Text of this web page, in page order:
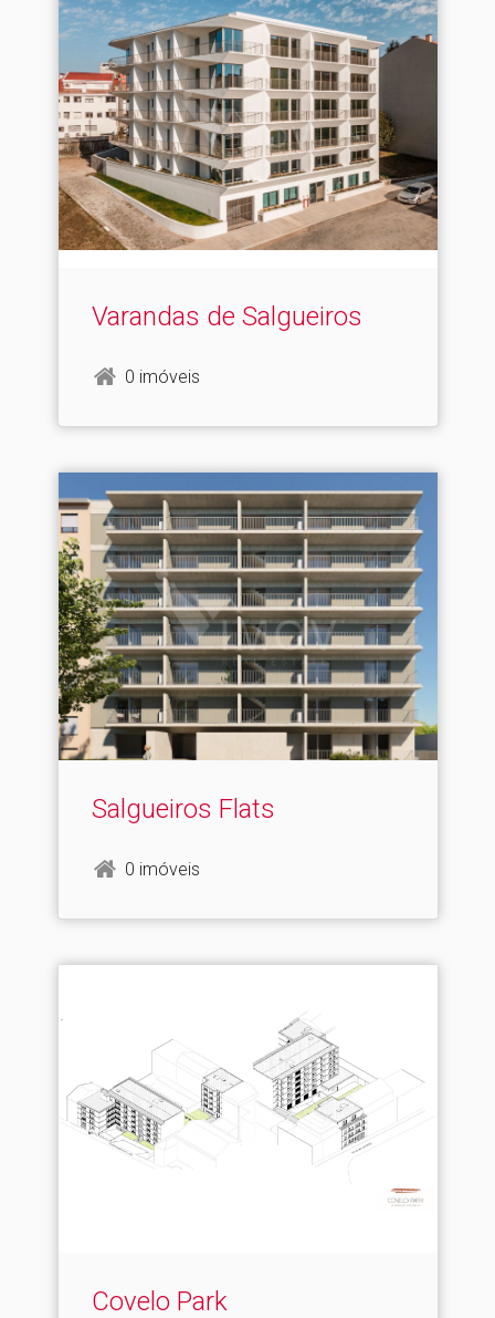
Varandas de Salgueiros
0 imóveis
Salgueiros Flats
0 imóveis
Covelo Park